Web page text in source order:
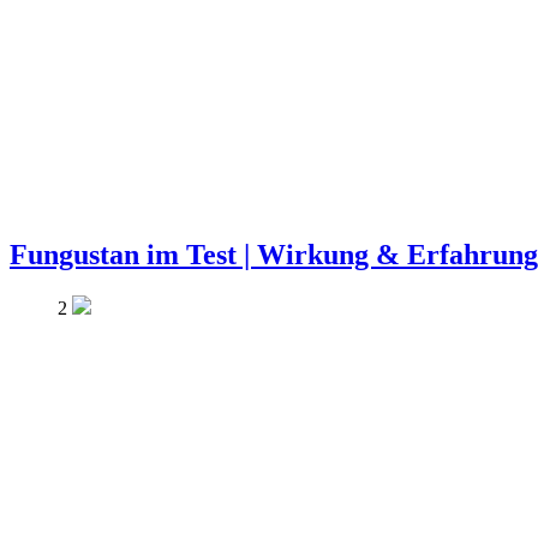
Fungustan im Test | Wirkung &
2